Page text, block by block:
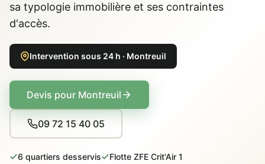
sa typologie immobilière et ses contraintes
d'accès.
Intervention sous 24 h · Montreuil
Devis pour Montreuil
09 72 15 40 05
6 quartiers desservis
Flotte ZFE Crit'Air 1